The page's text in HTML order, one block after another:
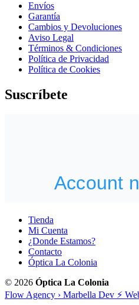
Envíos
Garantía
Cambios y Devoluciones
Aviso Legal
Términos & Condiciones
Política de Privacidad
Política de Cookies
Suscríbete
Tienda
Mi Cuenta
¿Donde Estamos?
Contacto
Óptica La Colonia
© 2026 Óptica La Colonia
Flow Agency › Marbella Dev ⚡️